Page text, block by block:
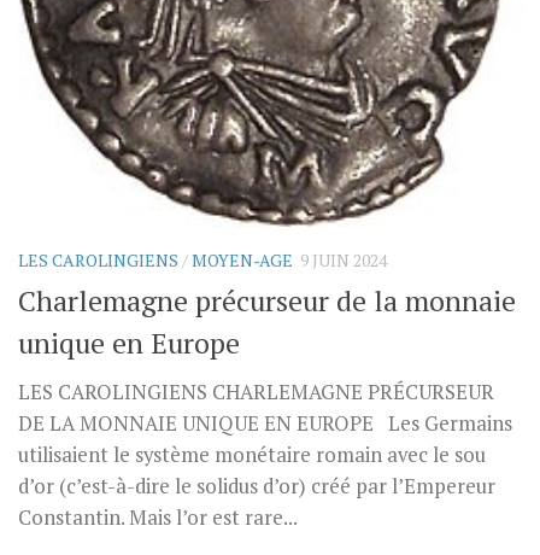
LES CAROLINGIENS /MOYEN-AGE 9 JUIN 2024
Charlemagne précurseur de la monnaie
unique en Europe
LES CAROLINGIENS CHARLEMAGNE PRÉCURSEUR
DE LA MONNAIE UNIQUE EN EUROPE Les Germains
utilisaient le système monétaire romain avec le sou
d’or (c’est-à-dire le solidus d’or) créé par l’Empereur
Constantin. Mais l’or est rare...